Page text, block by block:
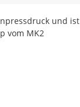
und ist
vom MK2